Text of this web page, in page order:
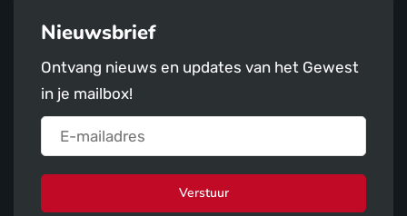
Nieuwsbrief
Ontvang nieuws en updates van het Gewest
in je mailbox!
Verstuur